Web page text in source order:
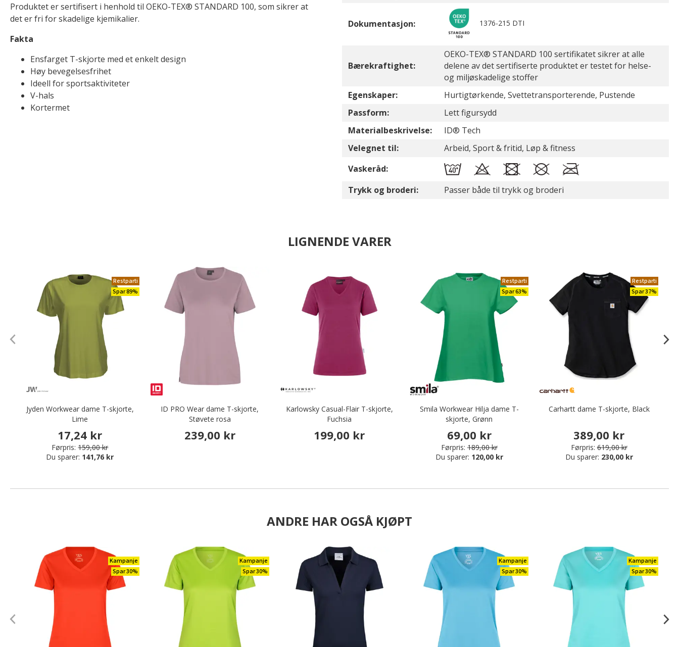
Produktet er sertifisert i henhold til OEKO-TEX® STANDARD 100, som sikrer at
det er fri for skadelige kjemikalier.
Fakta
Ensfarget T-skjorte med et enkelt design
Høy bevegelsesfrihet
Ideell for sportsaktiviteter
V-hals
Kortermet
Dokumentasjon: 1376-215 DTI
Bærekraftighet:
OEKO-TEX® STANDARD 100 sertifikatet sikrer at alle
delene av det sertifiserte produktet er testet for helse-
og miljøskadelige stoffer
Egenskaper:
Hurtigtørkende, Svettetransporterende, Pustende
Passform:
Lett figursydd
Materialbeskrivelse:
ID® Tech
Velegnet til:
Arbeid, Sport & fritid, Løp & fitness
Vaskeråd:
Trykk og broderi:
Passer både til trykk og broderi
LIGNENDE VARER
Restparti
Spar 89%
Jyden Workwear dame T-skjorte,
Lime
17,24 kr
Førpris: 159,00 kr
Du sparer: 141,76 kr
ID PRO Wear dame T-skjorte,
Støvete rosa
239,00 kr
Karlowsky Casual-Flair T-skjorte,
Fuchsia
199,00 kr
Restparti
Spar 63%
Smila Workwear Hilja dame T-
skjorte, Grønn
69,00 kr
Førpris: 189,00 kr
Du sparer: 120,00 kr
Restparti
Spar 37%
Carhartt dame T-skjorte, Black
389,00 kr
Førpris: 619,00 kr
Du sparer: 230,00 kr
ANDRE HAR OGSÅ KJØPT
Kampanje
Spar 30%
Kampanje
Spar 30%
Kampanje
Spar 30%
Kampanje
Spar 30%